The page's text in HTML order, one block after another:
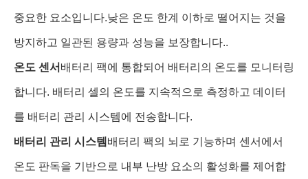
중요한 요소입니다.낮은 온도 한계 이하로 떨어지는 것을
방지하고 일관된 용량과 성능을 보장합니다..
온도 센서 배터리 팩에 통합되어 배터리의 온도를 모니터링
합니다. 배터리 셀의 온도를 지속적으로 측정하고 데이터
를 배터리 관리 시스템에 전송합니다.
배터리 관리 시스템 배터리 팩의 뇌로 기능하며 센서에서
온도 판독을 기반으로 내부 난방 요소의 활성화를 제어합